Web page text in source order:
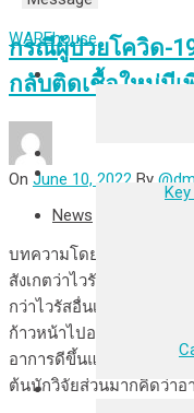
WAREhouse
กรณีผู้ป่วยโควิด-
กลับติดเชื้อใหม่มี
On June 10, 2022 By
News
บทความโดย อุดม ลิขิตวร
สังเกตว่าไวรัสโคโรนาที่ท
กว่าไวรัสอื่นเพราะสำหรับ
ก้าวหน้าไปอย่างเป็นเส้นต
อาการดีขึ้นแล้วกลับมีอาก
ต้นนักวิจัยส่วนมากคิดว่าอ